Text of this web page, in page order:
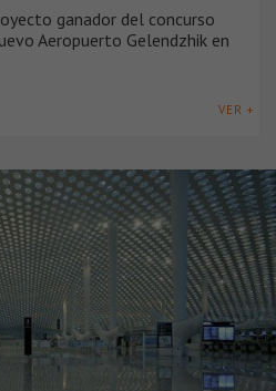
ganador del concurso
Aeropuerto Gelendzhik en
VER +